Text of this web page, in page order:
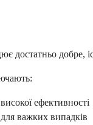
добре,
ефективності
важких випадків